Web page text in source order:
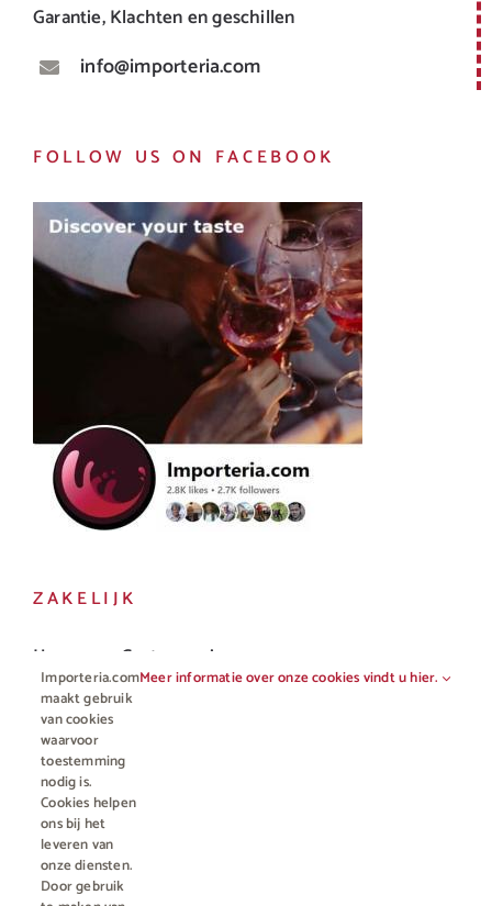
Garantie, Klachten en geschillen
info@importeria.com
FOLLOW US ON FACEBOOK
ZAKELIJK
Horeca en Gastronomie
Vakhandel
Importeria.com
maakt gebruik
van cookies
waarvoor
toestemming
nodig is.
Cookies helpen
ons bij het
leveren van
onze diensten.
Door gebruik
Meer informatie over onze cookies vindt u hier.